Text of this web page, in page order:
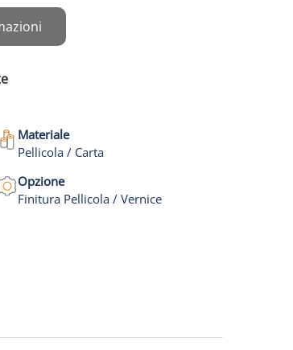
Materiale
Pellicola / Carta
Opzione
Finitura Pellicola / Vernice